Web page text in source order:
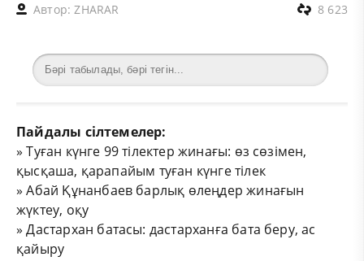
Автор:ZHARAR 8 623
Пайдалы сілтемелер:
»Туған күнге 99 тілектер жинағы: өз сөзімен,
қысқаша, қарапайым туған күнге тілек
»Абай Құнанбаев барлық өлеңдер жинағын
жүктеу, оқу
»Дастархан батасы: дастарханға бата беру, ас
қайыру